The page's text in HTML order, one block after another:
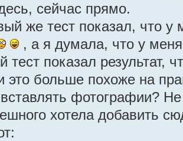
сейчас прямо.
же тест показал, что у
, а я думала, что у меня
тест показал результат,
это больше похоже на
фотографии? Не
хотела добавить